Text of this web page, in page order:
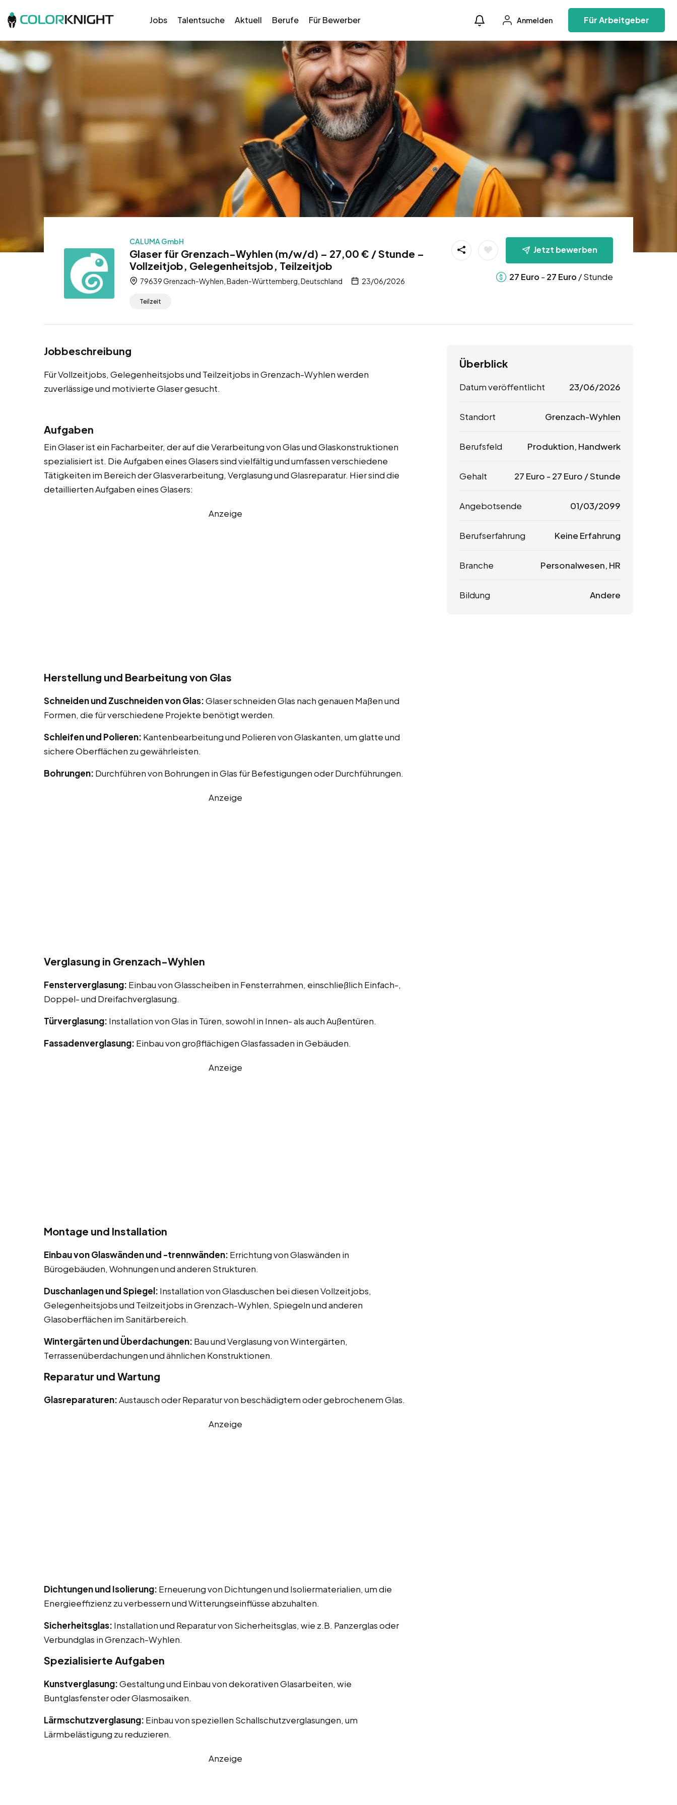
Jobs Talentsuche Aktuell Berufe Für Bewerber Anmelden Für Arbeitgeber
CALUMA GmbH
Glaser für Grenzach-Wyhlen (m/w/d) – 27,00 € / Stunde –
Vollzeitjob, Gelegenheitsjob, Teilzeitjob
79639 Grenzach-Wyhlen, Baden-Württemberg, Deutschland 23/06/2026
Teilzeit
Jetzt bewerben
27 Euro - 27 Euro / Stunde
Jobbeschreibung
Für Vollzeitjobs, Gelegenheitsjobs und Teilzeitjobs in Grenzach-Wyhlen werden
zuverlässige und motivierte Glaser gesucht.
Aufgaben
Ein Glaser ist ein Facharbeiter, der auf die Verarbeitung von Glas und Glaskonstruktionen
spezialisiert ist. Die Aufgaben eines Glasers sind vielfältig und umfassen verschiedene
Tätigkeiten im Bereich der Glasverarbeitung, Verglasung und Glasreparatur. Hier sind die
detaillierten Aufgaben eines Glasers:
Anzeige
Herstellung und Bearbeitung von Glas
Schneiden und Zuschneiden von Glas:Glaser schneiden Glas nach genauen Maßen und
Formen, die für verschiedene Projekte benötigt werden.
Schleifen und Polieren: Kantenbearbeitung und Polieren von Glaskanten, um glatte und
sichere Oberflächen zu gewährleisten.
Bohrungen: Durchführen von Bohrungen in Glas für Befestigungen oder Durchführungen.
Anzeige
Verglasung in Grenzach-Wyhlen
Fensterverglasung: Einbau von Glasscheiben in Fensterrahmen, einschließlich Einfach-,
Doppel- und Dreifachverglasung.
Türverglasung: Installation von Glas in Türen, sowohl in Innen- als auch Außentüren.
Fassadenverglasung: Einbau von großflächigen Glasfassaden in Gebäuden.
Anzeige
Montage und Installation
Einbau von Glaswänden und -trennwänden: Errichtung von Glaswänden in
Bürogebäuden, Wohnungen und anderen Strukturen.
Duschanlagen und Spiegel: Installation von Glasduschen bei diesen Vollzeitjobs,
Gelegenheitsjobs und Teilzeitjobs in Grenzach-Wyhlen, Spiegeln und anderen
Glasoberflächen im Sanitärbereich.
Wintergärten und Überdachungen: Bau und Verglasung von Wintergärten,
Terrassenüberdachungen und ähnlichen Konstruktionen.
Reparatur und Wartung
Glasreparaturen:Austausch oder Reparatur von beschädigtem oder gebrochenem Glas.
Anzeige
Dichtungen und Isolierung: Erneuerung von Dichtungen und Isoliermaterialien, um die
Energieeffizienz zu verbessern und Witterungseinflüsse abzuhalten.
Sicherheitsglas: Installation und Reparatur von Sicherheitsglas, wie z.B. Panzerglas oder
Verbundglas in Grenzach-Wyhlen.
Spezialisierte Aufgaben
Kunstverglasung:Gestaltung und Einbau von dekorativen Glasarbeiten, wie
Buntglasfenster oder Glasmosaiken.
Lärmschutzverglasung: Einbau von speziellen Schallschutzverglasungen, um
Lärmbelästigung zu reduzieren.
Anzeige
Überblick
Datum veröffentlicht 23/06/2026
Standort Grenzach-Wyhlen
Berufsfeld Produktion, Handwerk
Gehalt 27 Euro - 27 Euro / Stunde
Angebotsende 01/03/2099
Berufserfahrung Keine Erfahrung
Branche Personalwesen, HR
Bildung Andere